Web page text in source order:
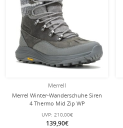
Merrell
Merrel Winter-Wanderschuhe Siren
4 Thermo Mid Zip WP
(Vollnarbenleder, wasserdicht)
charcoalgrau Damen
UVP: 210,00€
139,90€